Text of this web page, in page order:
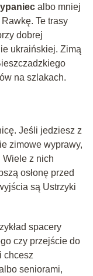
albo mniej
Te trasy
dobrej
ukraińskiej. Zimą
na szlakach.
Jeśli jedziesz z
zimowe wyprawy,
Wiele z nich
osłonę przed
są Ustrzyki
spacery
czy przejście do
chcesz
seniorami,